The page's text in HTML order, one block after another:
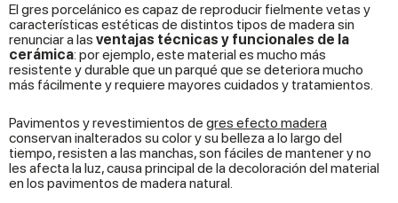
El gres porcelánico es capaz de reproducir fielmente vetas y
características estéticas de distintos tipos de madera sin
renunciar a las ventajas técnicas y funcionales de la
cerámica: por ejemplo, este material es mucho más
resistente y durable que un parqué que se deteriora mucho
más fácilmente y requiere mayores cuidados y tratamientos.
Pavimentos y revestimientos de gres efecto madera
conservan inalterados su color y su belleza a lo largo del
tiempo, resisten a las manchas, son fáciles de mantener y no
les afecta la luz, causa principal de la decoloración del material
en los pavimentos de madera natural.